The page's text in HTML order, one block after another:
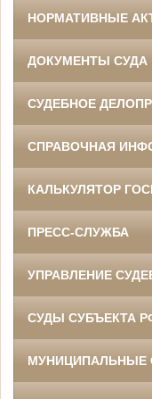
НОРМАТИВНЫЕ
ДОКУМЕНТЫ СУДА
СУДЕБНОЕ
СПРАВОЧНАЯ
КАЛЬКУЛЯТОР
ПРЕСС-СЛУЖБА
УПРАВЛЕНИЕ
СУДЫ СУБЪЕКТА
МУНИЦИПАЛЬНЫЕ